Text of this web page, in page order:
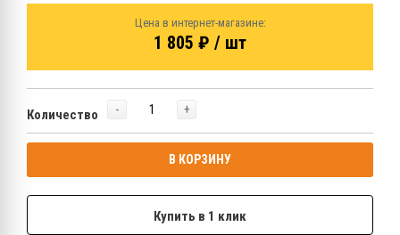
Цена в интернет-магазине:
1 805 ₽ / шт
Количество - +
В КОРЗИНУ
Купить в 1 клик